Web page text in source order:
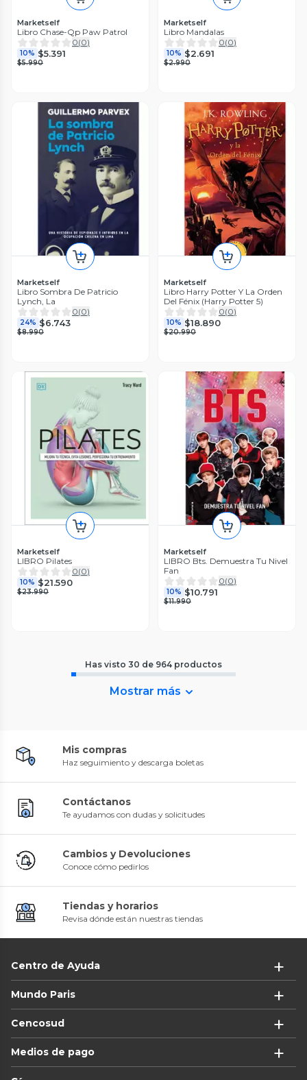
Marketself
Libro Chase-Qp Paw Patrol
0(0)
10% $5.391
$5.990
Marketself
Libro Mandalas
0(0)
10% $2.691
$2.990
Marketself
Libro Sombra De Patricio
Lynch, La
0(0)
24% $6.743
$8.990
Marketself
Libro Harry Potter Y La Orden
Del Fénix (Harry Potter 5)
0(0)
10% $18.890
$20.990
Marketself
LIBRO Pilates
0(0)
10% $21.590
$23.990
Marketself
LIBRO Bts. Demuestra Tu Nivel
Fan
0(0)
10% $10.791
$11.990
Has visto 30 de 964 productos
Mostrar más
Mis compras
Haz seguimiento y descarga boletas
Contáctanos
Te ayudamos con dudas y solicitudes
Cambios y Devoluciones
Conoce cómo pedirlos
Tiendas y horarios
Revisa dónde están nuestras tiendas
Centro de Ayuda
Mundo Paris
Cencosud
Medios de pago